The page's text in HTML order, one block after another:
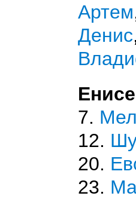
Артем
Денис
7.
12.
20.
23.